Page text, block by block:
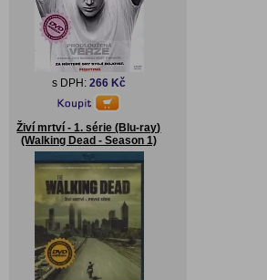
s DPH: 266 Kč
Živí mrtví - 1. série (Blu-ray)
(Walking Dead - Season 1)